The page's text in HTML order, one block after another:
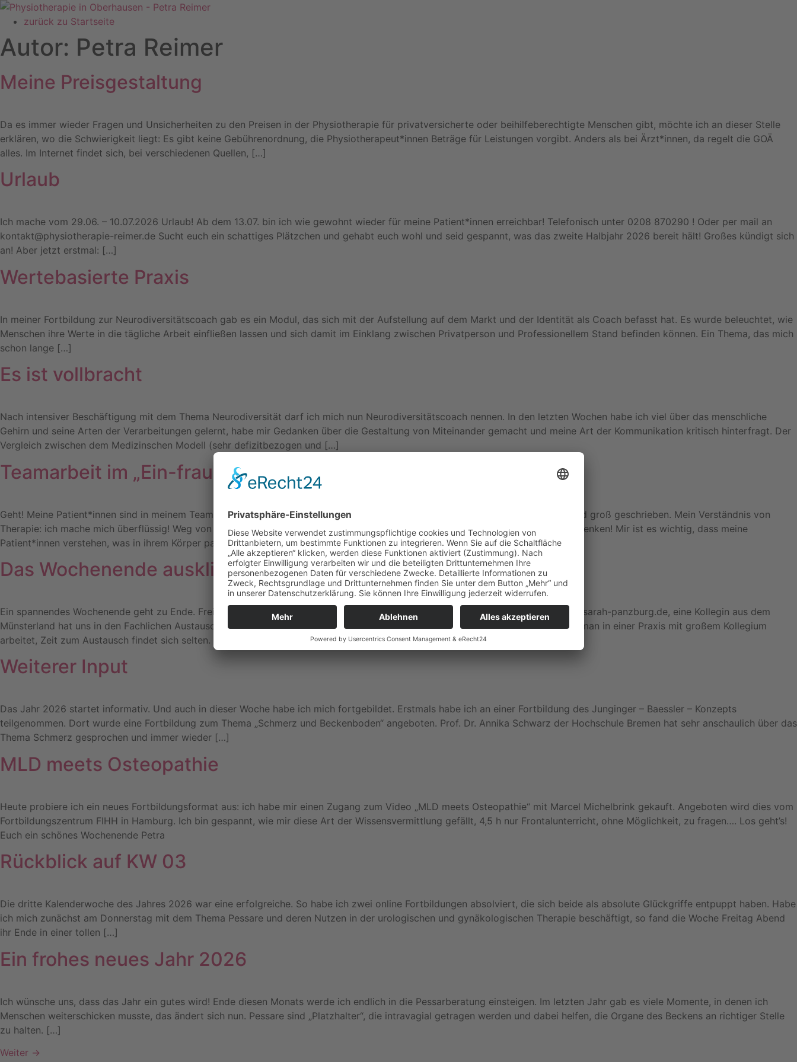
Zum
Inhalt zurück zu Startseite
Autor: Petra Reimer
Meine Preisgestaltung
Da es immer wieder Fragen und Unsicherheiten zu den Preisen in der Physiotherapie für privatversicherte oder beihilfeberechtigte Menschen gibt, möchte ich an dieser Stelle
erklären, wo die Schwierigkeit liegt: Es gibt keine Gebührenordnung, die Physiotherapeut*innen Beträge für Leistungen vorgibt. Anders als bei Ärzt*innen, da regelt die GOÄ
alles. Im Internet findet sich, bei verschiedenen Quellen, […]
Urlaub
Ich mache vom 29.06. – 10.07.2026 Urlaub! Ab dem 13.07. bin ich wie gewohnt wieder für meine Patient*innen erreichbar! Telefonisch unter 0208 870290 ! Oder per mail an
kontakt@physiotherapie-reimer.de Sucht euch ein schattiges Plätzchen und gehabt euch wohl und seid gespannt, was das zweite Halbjahr 2026 bereit hält! Großes kündigt sich
an! Aber jetzt erstmal: […]
Wertebasierte Praxis
In meiner Fortbildung zur Neurodiversitätscoach gab es ein Modul, das sich mit der Aufstellung auf dem Markt und der Identität als Coach befasst hat. Es wurde beleuchtet, wie
Menschen ihre Werte in die tägliche Arbeit einfließen lassen und sich damit im Einklang zwischen Privatperson und Professionellem Stand befinden können. Ein Thema, das mich
schon lange […]
Es ist vollbracht
Nach intensiver Beschäftigung mit dem Thema Neurodiversität darf ich mich nun Neurodiversitätscoach nennen. In den letzten Wochen habe ich viel über das menschliche
Gehirn und seine Arten der Verarbeitungen gelernt, habe mir Gedanken über die Gestaltung von Miteinander gemacht und meine Art der Kommunikation kritisch hinterfragt. Der
Vergleich zwischen dem Medizinschen Modell (sehr defizitbezogen und […]
Teamarbeit im „Ein-frau-betrieb“?
Geht! Meine Patient*innen sind in meinem Team. Das heißt, dass sie aktiv am Prozess beteiligt sind: EIGENVERANTWORTUNG wird groß geschrieben. Mein Verständnis von
Therapie: ich mache mich überflüssig! Weg von Passivität, hin zu bewegen, kräftigen, erklären, ausprobieren, verwerfen und neu denken! Mir ist es wichtig, dass meine
Patient*innen verstehen, was in ihrem Körper passiert: Wissen […]
Das Wochenende ausklingen lassen
Ein spannendes Wochenende geht zu Ende. Freitag hat unser Beckenboden Arbeitskreis Ruhrgebiet getagt. Sarah Panzburg www.sarah-panzburg.de, eine Kollegin aus dem
Münsterland hat uns in den Fachlichen Austausch eingeführt und unsere ersten Versuche darin super begleitet. Denn selbst wenn man in einer Praxis mit großem Kollegium
arbeitet, Zeit zum Austausch findet sich selten. Und wenn man […]
Weiterer Input
Das Jahr 2026 startet informativ. Und auch in dieser Woche habe ich mich fortgebildet. Erstmals habe ich an einer Fortbildung des Junginger – Baessler – Konzepts
teilgenommen. Dort wurde eine Fortbildung zum Thema „Schmerz und Beckenboden“ angeboten. Prof. Dr. Annika Schwarz der Hochschule Bremen hat sehr anschaulich über das
Thema Schmerz gesprochen und immer wieder […]
MLD meets Osteopathie
Heute probiere ich ein neues Fortbildungsformat aus: ich habe mir einen Zugang zum Video „MLD meets Osteopathie“ mit Marcel Michelbrink gekauft. Angeboten wird dies vom
Fortbildungszentrum FIHH in Hamburg. Ich bin gespannt, wie mir diese Art der Wissensvermittlung gefällt, 4,5 h nur Frontalunterricht, ohne Möglichkeit, zu fragen…. Los geht’s!
Euch ein schönes Wochenende Petra
Rückblick auf KW 03
Die dritte Kalenderwoche des Jahres 2026 war eine erfolgreiche. So habe ich zwei online Fortbildungen absolviert, die sich beide als absolute Glückgriffe entpuppt haben. Habe
ich mich zunächst am Donnerstag mit dem Thema Pessare und deren Nutzen in der urologischen und gynäkologischen Therapie beschäftigt, so fand die Woche Freitag Abend
ihr Ende in einer tollen […]
Ein frohes neues Jahr 2026
Ich wünsche uns, dass das Jahr ein gutes wird! Ende diesen Monats werde ich endlich in die Pessarberatung einsteigen. Im letzten Jahr gab es viele Momente, in denen ich
Menschen weiterschicken musste, das ändert sich nun. Pessare sind „Platzhalter“, die intravagial getragen werden und dabei helfen, die Organe des Beckens an richtiger Stelle
zu halten. […]
Weiter →